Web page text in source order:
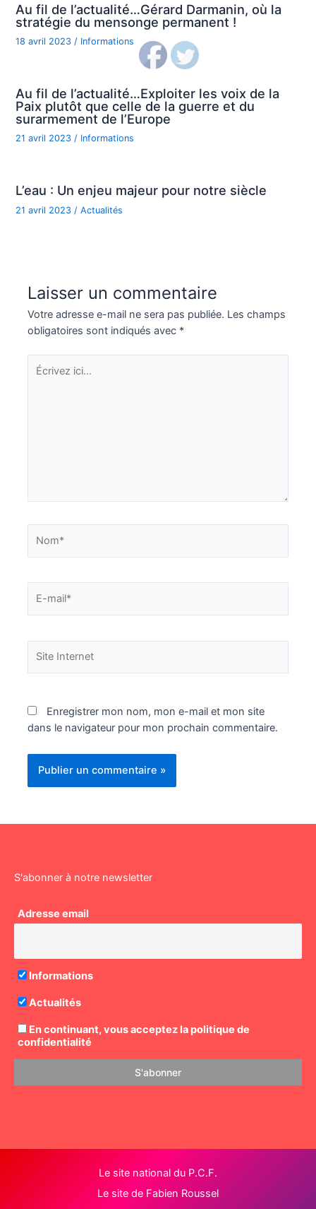
Au fil de l’actualité…Gérard Darmanin, où la
stratégie du mensonge permanent !
18 avril 2023/ Informations
Au fil de l’actualité…Exploiter les voix de la
Paix plutôt que celle de la guerre et du
surarmement de l’Europe
21 avril 2023/ Informations
L’eau : Un enjeu majeur pour notre siècle
21 avril 2023 /Actualités
Laisser un commentaire
Votre adresse e-mail ne sera pas publiée. Les champs
obligatoires sont indiqués avec *
Écrivez
ici…
mail*
Internet
Enregistrer mon nom, mon e-mail et mon site
dans le navigateur pour mon prochain commentaire.
S'abonner à notre newsletter
Adresse email
Informations
Actualités
En continuant, vous acceptez la politique de
confidentialité
Le site national du P.C.F.
Le site de Fabien Roussel